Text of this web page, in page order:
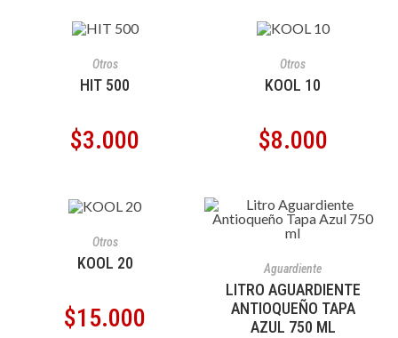
Otros
HIT 500
$3.000
Otros
KOOL 10
$8.000
Otros
KOOL 20
$15.000
Aguardiente
LITRO AGUARDIENTE
ANTIOQUEÑO TAPA
AZUL 750 ML